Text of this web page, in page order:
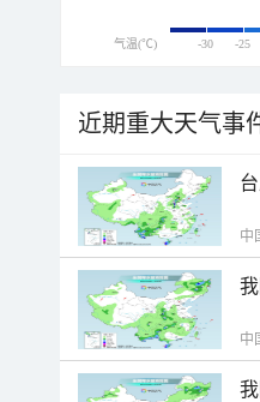
气温(℃) -30 -25
近期重大天气事
中
中